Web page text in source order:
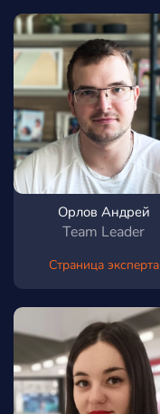
Орлов Андрей
Team Leader
Страница эксперта